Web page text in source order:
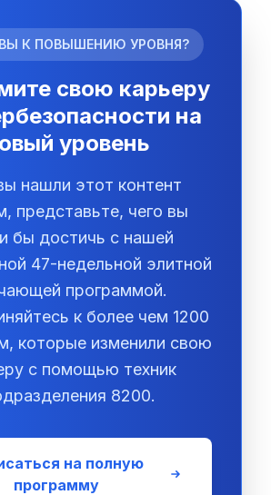
К ПОВЫШЕНИЮ УРОВНЯ?
свою карьеру
на
уровень
нашли этот контент
представьте, чего вы
бы достичь с нашей
47-недельной элитной
программой.
к более чем 1200
которые изменили свою
с помощью техник
8200.
на полную
программу